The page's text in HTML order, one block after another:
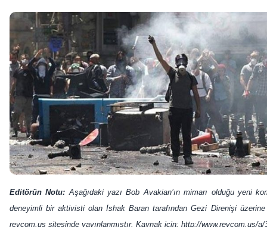
Editörün Notu: Aşağıdaki yazı Bob Avakian’ın mimarı olduğu yeni
deneyimli bir aktivisti olan İshak Baran tarafından Gezi Direnişi
revcom.us sitesinde yayınlanmıştır. Kaynak için: http://www.revcom.us/a/